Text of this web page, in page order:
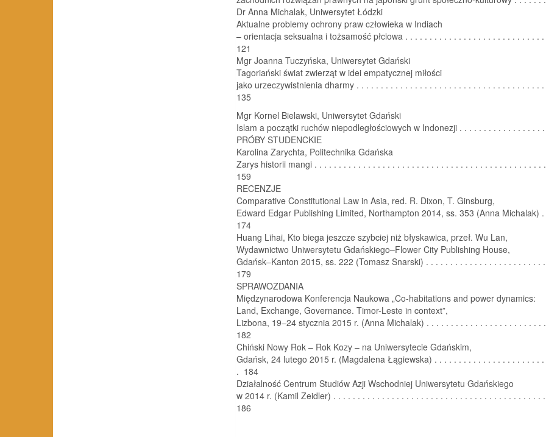
Dr Anna Michalak, Uniwersytet Łódzki
Aktualne problemy ochrony praw człowieka w Indiach
– orientacja seksualna i tożsamość płciowa . . . . . . . . . . . . . . . . . . . . . . . . . . . . .
121
Mgr Joanna Tuczyńska, Uniwersytet Gdański
Tagoriański świat zwierząt w idei empatycznej miłości
jako urzeczywistnienia dharmy . . . . . . . . . . . . . . . . . . . . . . . . . . . . . . . . . . . . . . .
135
Mgr Kornel Bielawski, Uniwersytet Gdański
Islam a początki ruchów niepodległościowych w Indonezji . . . . . . . . . . . . . . . . .
PRÓBY STUDENCKIE
Karolina Zarychta, Politechnika Gdańska
Zarys historii mangi . . . . . . . . . . . . . . . . . . . . . . . . . . . . . . . . . . . . . . . . . . . . . . .
159
RECENZJE
Comparative Constitutional Law in Asia, red. R. Dixon, T. Ginsburg,
Edward Edgar Publishing Limited, Northampton 2014, ss. 353 (Anna Michalak) .
174
Huang Lihai, Kto biega jeszcze szybciej niż błyskawica, przeł. Wu Lan,
Wydawnictwo Uniwersytetu Gdańskiego–Flower City Publishing House,
Gdańsk–Kanton 2015, ss. 222 (Tomasz Snarski) . . . . . . . . . . . . . . . . . . . . . . . .
179
SPRAWOZDANIA
Międzynarodowa Konferencja Naukowa „Co-habitations and power dynamics:
Land, Exchange, Governance. Timor-Leste in context”,
Lizbona, 19–24 stycznia 2015 r. (Anna Michalak) . . . . . . . . . . . . . . . . . . . . . . . .
182
Chiński Nowy Rok – Rok Kozy – na Uniwersytecie Gdańskim,
Gdańsk, 24 lutego 2015 r. (Magdalena Łągiewska) . . . . . . . . . . . . . . . . . . . . . .
. 184
Działalność Centrum Studiów Azji Wschodniej Uniwersytetu Gdańskiego
w 2014 r. (Kamil Zeidler) . . . . . . . . . . . . . . . . . . . . . . . . . . . . . . . . . . . . . . . . . . .
186